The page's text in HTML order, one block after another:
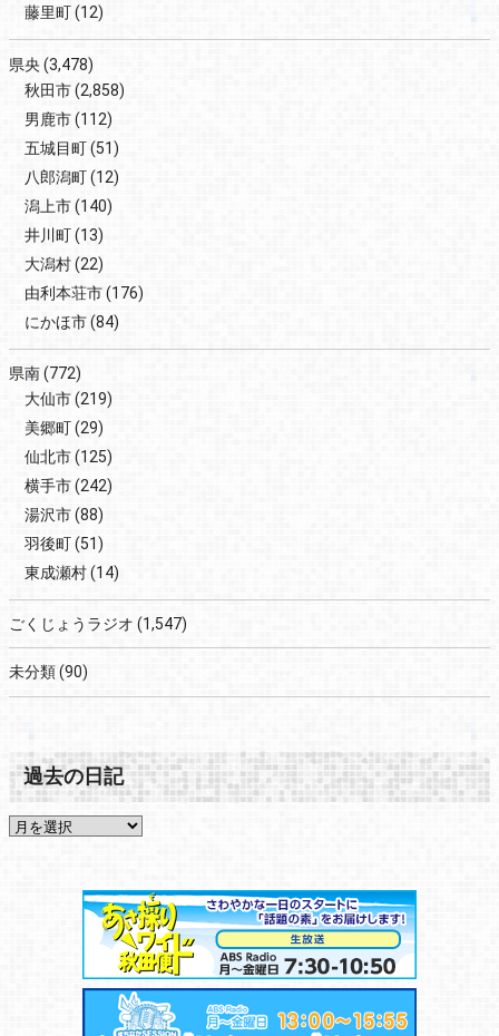
藤里町(12)
県央(3,478)
秋田市(2,858)
男鹿市(112)
五城目町(51)
八郎潟町(12)
潟上市(140)
井川町(13)
大潟村(22)
由利本荘市(176)
にかほ市(84)
県南(772)
大仙市(219)
美郷町(29)
仙北市(125)
横手市(242)
湯沢市(88)
羽後町(51)
東成瀬村(14)
ごくじょうラジオ (1,547)
未分類(90)
過去の日記